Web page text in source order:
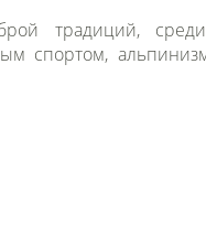
традиций,
спортом,